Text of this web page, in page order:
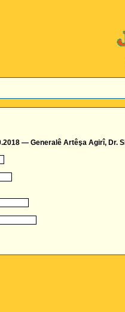
— Generalê Artêşa Agirî, Dr.